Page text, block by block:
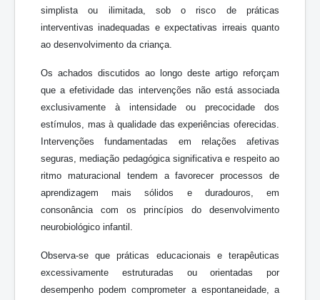
simplista ou ilimitada, sob o risco de práticas
interventivas inadequadas e expectativas irreais quanto
ao desenvolvimento da criança.
Os achados discutidos ao longo deste artigo reforçam
que a efetividade das intervenções não está associada
exclusivamente à intensidade ou precocidade dos
estímulos, mas à qualidade das experiências oferecidas.
Intervenções fundamentadas em relações afetivas
seguras, mediação pedagógica significativa e respeito ao
ritmo maturacional tendem a favorecer processos de
aprendizagem mais sólidos e duradouros, em
consonância com os princípios do desenvolvimento
neurobiológico infantil.
Observa-se que práticas educacionais e terapêuticas
excessivamente estruturadas ou orientadas por
desempenho podem comprometer a espontaneidade, a